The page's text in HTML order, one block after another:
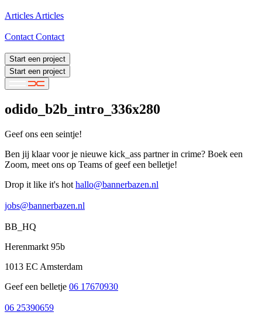
Articles Articles
Contact Contact
Start een project
Start een project
odido_b2b_intro_336x280
Geef ons een seintje!
Ben jij klaar voor je nieuwe kick_ass partner in crime? Boek een
Zoom, meet ons op Teams of geef een belletje!
Drop it like it's hot hallo@bannerbazen.nl
jobs@bannerbazen.nl
BB_HQ
Herenmarkt 95b
1013 EC Amsterdam
Geef een belletje 06 17670930
06 25390659